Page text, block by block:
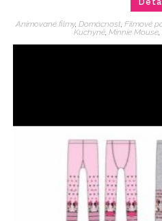
Animované filmy, Domácnost Filmové
Kuchyně Minnie Mouse